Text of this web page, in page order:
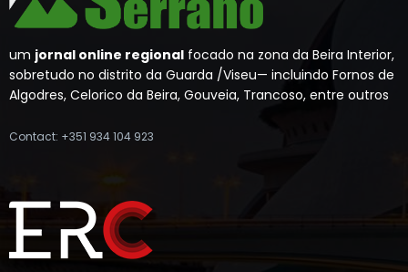
um jornal online regional focado na zona da Beira Interior,
sobretudo no distrito da Guarda /Viseu— incluindo Fornos de
Algodres, Celorico da Beira, Gouveia, Trancoso, entre outros
Contact: +351 934 104 923